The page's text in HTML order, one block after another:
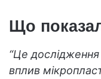
Що
“Це
вплив